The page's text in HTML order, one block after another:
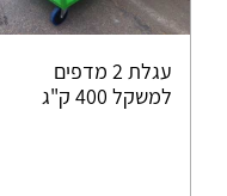
עגלת 2 מדפים
למשקל 400 ק"ג